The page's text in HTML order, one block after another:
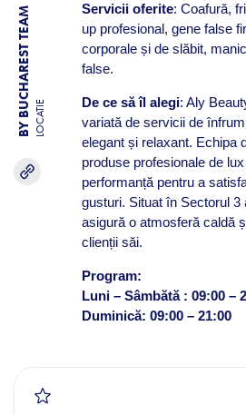
BY BUCHAREST TEAM LOCATIE
Servicii oferite: Coafură,
up profesional, gene false
corporale și de slăbit,
false.
De ce să îl alegi: Aly
variată de servicii de
elegant și relaxant. Echipa
produse profesionale de
performanță pentru a
gusturi. Situat în Sectorul 3
asigură o atmosferă caldă
clienții săi.
Program:
Luni – Sâmbătă : 09:00 –
Duminică: 09:00 – 21:00